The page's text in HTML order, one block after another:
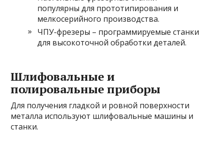
популярны для прототипирования и
мелкосерийного производства.
ЧПУ-фрезеры – программируемые станки
для высокоточной обработки деталей.
Шлифовальные и
полировальные приборы
Для получения гладкой и ровной поверхности
металла используют шлифовальные машины и
станки.